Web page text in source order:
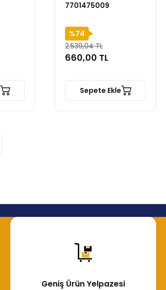
7701475009
%74
2.539,04 TL
660,00 TL
Sepete Ekle
Geniş Ürün Yelpazesi